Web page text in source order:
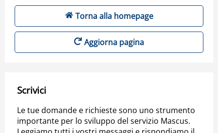
Torna alla homepage
Aggiorna pagina
Scrivici
Le tue domande e richieste sono uno strumento
importante per lo sviluppo del servizio Mascus.